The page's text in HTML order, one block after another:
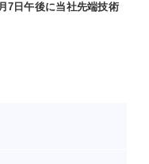
7日午後に当社先端技術